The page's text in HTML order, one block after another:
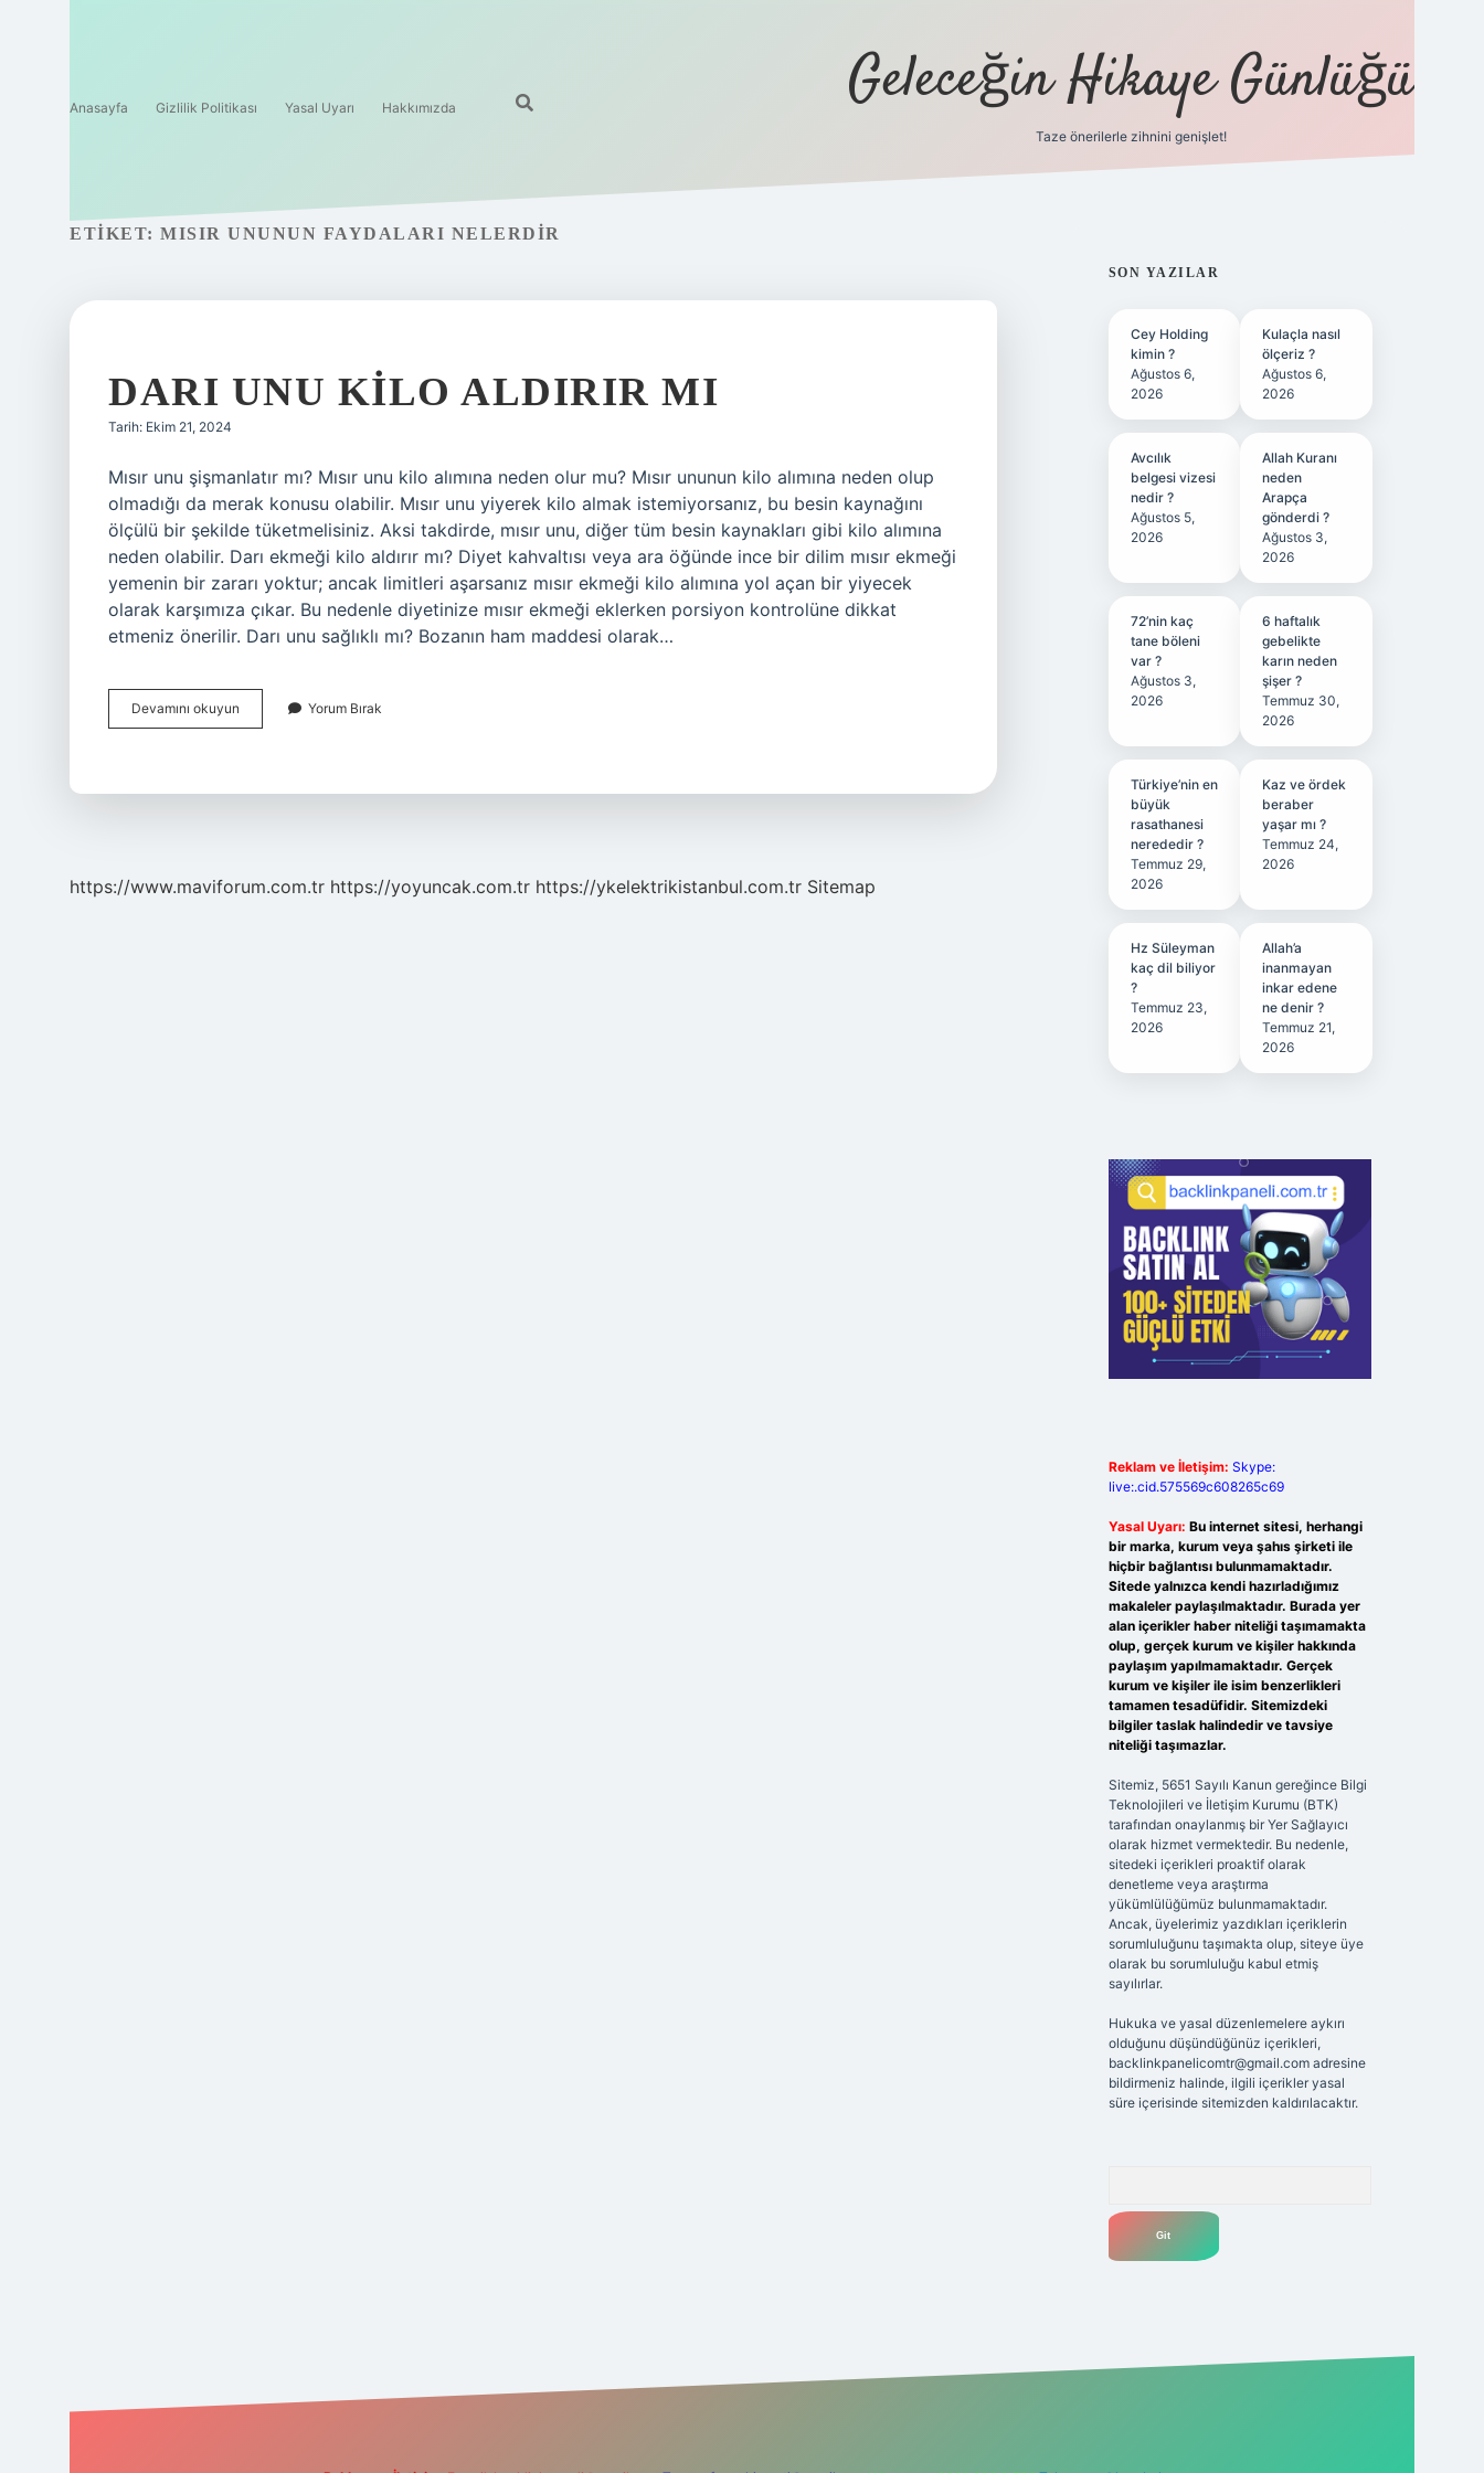
Anasayfa Gizlilik Politikası Yasal Uyarı Hakkımızda Geleceğin Hikaye Günlüğü
Taze önerilerle zihnini genişlet!
ETIKET: MISIR UNUNUN FAYDALARI NELERDIR
DARI UNU KILO ALDIRIR MI
Tarih: Ekim 21, 2024
Mısır unu şişmanlatır mı? Mısır unu kilo alımına neden olur mu? Mısır ununun kilo alımına neden olup
olmadığı da merak konusu olabilir. Mısır unu yiyerek kilo almak istemiyorsanız, bu besin kaynağını
ölçülü bir şekilde tüketmelisiniz. Aksi takdirde, mısır unu, diğer tüm besin kaynakları gibi kilo alımına
neden olabilir. Darı ekmeği kilo aldırır mı? Diyet kahvaltısı veya ara öğünde ince bir dilim mısır ekmeği
yemenin bir zararı yoktur; ancak limitleri aşarsanız mısır ekmeği kilo alımına yol açan bir yiyecek
olarak karşımıza çıkar. Bu nedenle diyetinize mısır ekmeği eklerken porsiyon kontrolüne dikkat
etmeniz önerilir. Darı unu sağlıklı mı? Bozanın ham maddesi olarak…
Devamını okuyun
Unu
Yorum Bırak
https://www.maviforum.com.tr https://yoyuncak.com.tr https://ykelektrikistanbul.com.tr Sitemap
SIDEBAR
SON YAZILAR
Cey Holding
kimin ?
Ağustos 6,
2026
Kulaçla nasıl
ölçeriz ?
Ağustos 6,
2026
Avcılık
belgesi vizesi
nedir ?
Ağustos 5,
2026
Allah Kuranı
neden
Arapça
gönderdi ?
Ağustos 3,
2026
72’nin kaç
tane böleni
var ?
Ağustos 3,
2026
6 haftalık
gebelikte
karın neden
şişer ?
Temmuz 30,
2026
Türkiye’nin en
büyük
rasathanesi
nerededir ?
Temmuz 29,
2026
Kaz ve ördek
beraber
yaşar mı ?
Temmuz 24,
2026
Hz Süleyman
kaç dil biliyor
?
Temmuz 23,
2026
Allah’a
inanmayan
inkar edene
ne denir ?
Temmuz 21,
2026
Reklam ve İletişim: Skype:
live:.cid.575569c608265c69
Yasal Uyarı: Bu internet sitesi, herhangi
bir marka, kurum veya şahıs şirketi ile
hiçbir bağlantısı bulunmamaktadır.
Sitede yalnızca kendi hazırladığımız
makaleler paylaşılmaktadır. Burada yer
alan içerikler haber niteliği taşımamakta
olup, gerçek kurum ve kişiler hakkında
paylaşım yapılmamaktadır. Gerçek
kurum ve kişiler ile isim benzerlikleri
tamamen tesadüfidir. Sitemizdeki
bilgiler taslak halindedir ve tavsiye
niteliği taşımazlar.
Sitemiz, 5651 Sayılı Kanun gereğince Bilgi
Teknolojileri ve İletişim Kurumu (BTK)
tarafından onaylanmış bir Yer Sağlayıcı
olarak hizmet vermektedir. Bu nedenle,
sitedeki içerikleri proaktif olarak
denetleme veya araştırma
yükümlülüğümüz bulunmamaktadır.
Ancak, üyelerimiz yazdıkları içeriklerin
sorumluluğunu taşımakta olup, siteye üye
olarak bu sorumluluğu kabul etmiş
sayılırlar.
Hukuka ve yasal düzenlemelere aykırı
olduğunu düşündüğünüz içerikleri,
backlinkpanelicomtr@gmail.comadresine
bildirmeniz halinde, ilgili içerikler yasal
süre içerisinde sitemizden kaldırılacaktır.